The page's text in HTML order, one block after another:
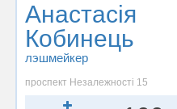
Анастасія
Кобинець
лэшмейкер
проспект Незалежності 15